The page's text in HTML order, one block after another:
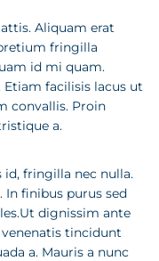
Aliquam erat
fringilla
id mi quam.
facilisis lacus ut
convallis. Proin
a.
id, fringilla nec nulla.
finibus purus sed
dignissim ante
tincidunt
a. Mauris a nunc